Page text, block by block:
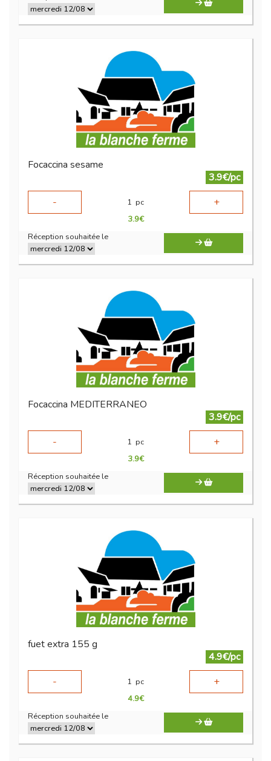
Focaccina sesame
3.9€/pc
-
1 pc +
3.9€
Réception souhaitée le
Focaccina MEDITERRANEO
3.9€/pc
-
1 pc +
3.9€
Réception souhaitée le
fuet extra 155 g
4.9€/pc
-
1 pc +
4.9€
Réception souhaitée le